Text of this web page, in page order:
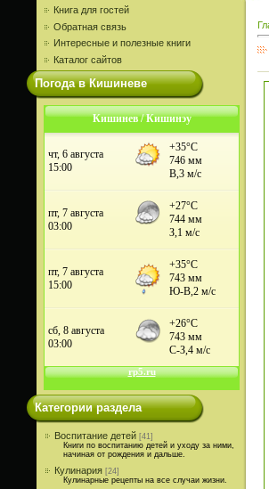
Книга для гостей
Обратная связь
Интересные и полезные книги
Каталог сайтов
Погода в Кишиневе
Кишинев / Кишинэу
Категории раздела
Воспитание детей [41]
Книги по воспитанию детей и уходу за ними,
начиная от рождения и дальше.
Кулинария [24]
Кулинарные рецепты на все случаи жизни.